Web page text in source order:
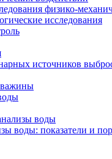
физико-
исследования
источников
воды
воды: показатели и